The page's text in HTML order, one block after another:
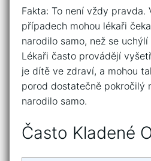
Fakta: To není vždy pravda.
případech mohou lékaři
narodilo samo, než se
Lékaři často provádějí
je dítě ve zdraví, a mohou
porod dostatečně pokročilý
narodilo samo.
Často Kladené